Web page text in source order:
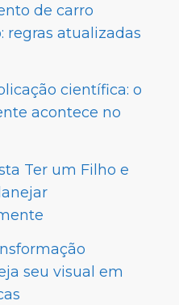
de carro
regras atualizadas
científica: o
acontece no
Ter um Filho e
seu visual em